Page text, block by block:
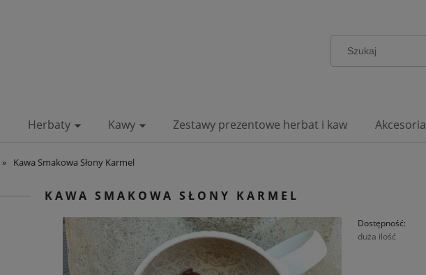
Herbaty Kawy Zestawy prezentowe herbat i kaw Akcesoria
» Kawa Smakowa Słony Karmel
KAWA SMAKOWA SŁONY KARMEL
Dostępność:
duża ilość